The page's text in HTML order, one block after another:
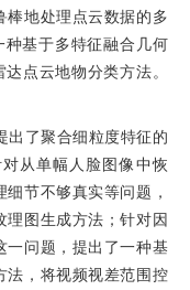
棒地处理点云数据的多
基于多特征融合几何
点云地物分类方法。
出了聚合细粒度特征的
从单幅人脸图像中恢
节不够真实等问题，
理图生成方法；针对因
一问题，提出了一种基
法，将视频视差范围控